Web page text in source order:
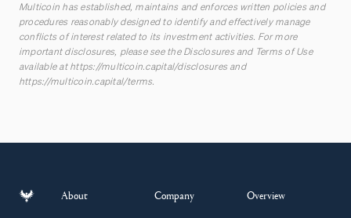
Multicoin has established, maintains and enforces written policies and
procedures reasonably designed to identify and effectively manage
conflicts of interest related to its investment activities. For more
important disclosures, please see the Disclosures and Terms of Use
available athttps://multicoin.capital/disclosuresand
https://multicoin.capital/terms.
About Company Overview